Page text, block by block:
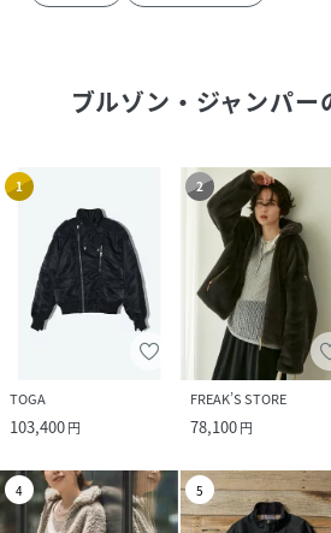
ブルゾン・ジャンパー
1
TOGA
103,400円
2
FREAK’S STORE
78,100円
4 5